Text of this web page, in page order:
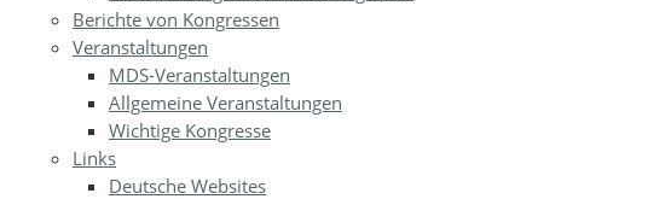
Berichte von Kongressen
Veranstaltungen
MDS-Veranstaltungen
Allgemeine Veranstaltungen
Wichtige Kongresse
Links
Deutsche Websites